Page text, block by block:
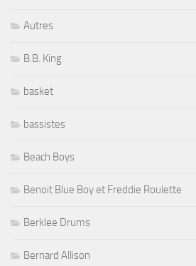
Autres
B.B. King
basket
bassistes
Beach Boys
Benoit Blue Boy et Freddie Roulette
Berklee Drums
Bernard Allison